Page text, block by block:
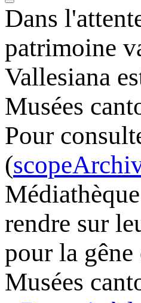
Dans
patrimoine
Vallesiana
Musées
Pour
(
rendre sur
pour la gêne
Musées